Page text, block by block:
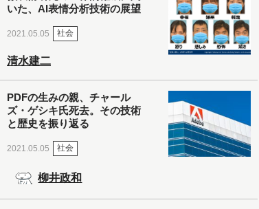
いた、AI表情分析技術の展望
2021.05.05 社会
清水建二
PDFの生みの親、チャール
ズ・ゲシキ氏死去。その技術
と歴史を振り返る
2021.05.05 社会
柳井政和